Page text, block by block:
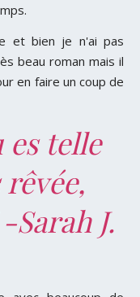
et bien je n'ai pas
beau roman mais il
en faire un coup de
es telle
J.